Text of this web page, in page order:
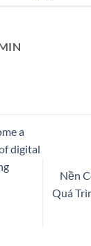
a
digital
Nền
Quá